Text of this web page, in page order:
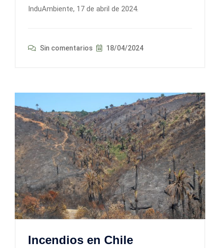
InduAmbiente, 17 de abril de 2024.
Sin comentarios 18/04/2024
Incendios en Chile